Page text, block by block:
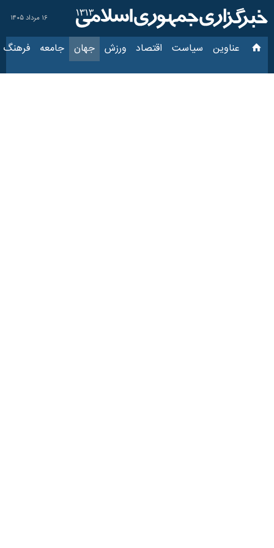
۱۶ مرداد ۱۴۰۵
عناوین‌ سیاست اقتصاد ورزش جهان جامعه فرهنگ